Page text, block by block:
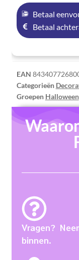
Betaal
Betaal
EAN
Categorieën
Groepen Halloween
Vragen?
binnen.